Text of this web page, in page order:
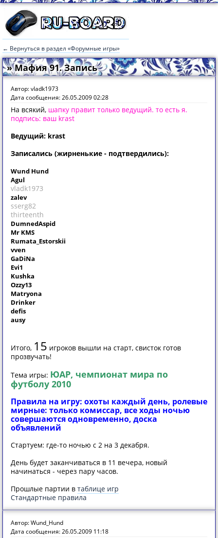
← Вернуться в раздел «Форумные игры»
» Мафия 91. Запись
Автор: vladk1973
Дата сообщения: 26.05.2009 02:28
На всякий, шапку правит только ведущий. то есть я.
подпись: ваш krast
Ведущий: krast
Записались (жирненькие - подтвердились):
Wund Hund
Agul
vladk1973
zalev
sserg82
thirteenth
DumnedAspid
Mr KMS
Rumata_Estorskii
vven
GaDiNa
Evi1
Kushka
Ozzy13
Matryona
Drinker
defis
ausy
Итого, 15 игроков вышли на старт, свисток готов
прозвучать!
Тема игры: ЮАР, чемпионат мира по
футболу 2010
Правила на игру: охоты каждый день, ролевые
мирные: только комиссар, все ходы ночью
совершаются одновременно, доска
объявлений
Стартуем: где-то ночью с 2 на 3 декабря.
День будет заканчиваться в 11 вечера, новый
начинаться - через пару часов.
Прошлые партии в таблице игр
Стандартные правила
Автор: Wund_Hund
Дата сообщения: 26.05.2009 11:18